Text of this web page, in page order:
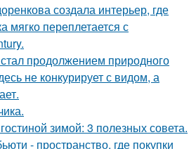
создала интерьер, где
мягко переплетается с
продолжением природного
не конкурирует с видом, а
зимой: 3 полезных совета.
- пространство, где покупки